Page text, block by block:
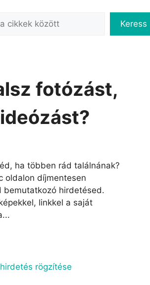
Keress
fotózást,
ha többen rád találnának?
oldalon díjmentesen
bemutatkozó hirdetésed.
linkkel a saját
rögzítése